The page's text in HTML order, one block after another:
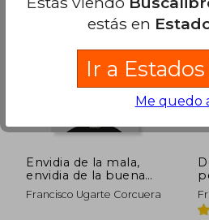
50%
dcto.
$ 84.048
$ 42.024
Envidia de la mala,
envidia de la buena
(Bolsillo)
Francisco Ugarte Corcuera
estás en
Ir a
Me quedo